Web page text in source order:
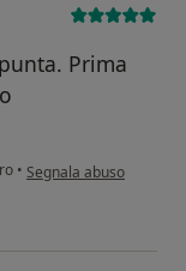
Prima
• secondo l'opinione
Segnala abuso